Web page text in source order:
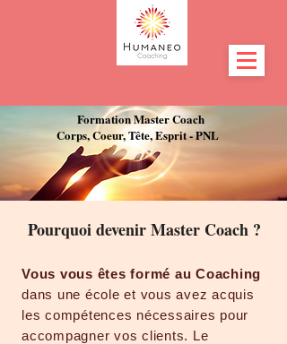
Formation Master Coach
Corps, Coeur, Tête, Esprit - PNL
Pourquoi devenir Master Coach ?
Vous vous êtes formé au Coaching
dans une école et vous avez acquis
les compétences nécessaires pour
accompagner vos clients. Le